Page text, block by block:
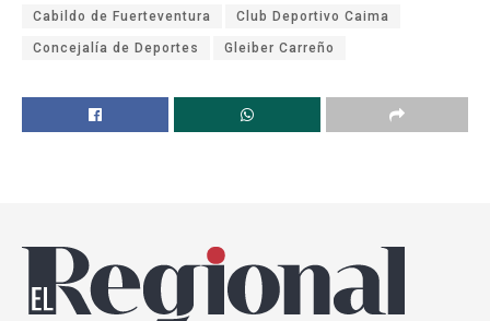
Cabildo de Fuerteventura Club Deportivo Caima
Concejalía de Deportes Gleiber Carreño